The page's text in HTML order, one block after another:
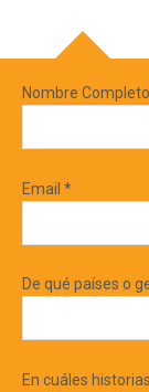
Nombre
Email *
De qué países o
En cuáles